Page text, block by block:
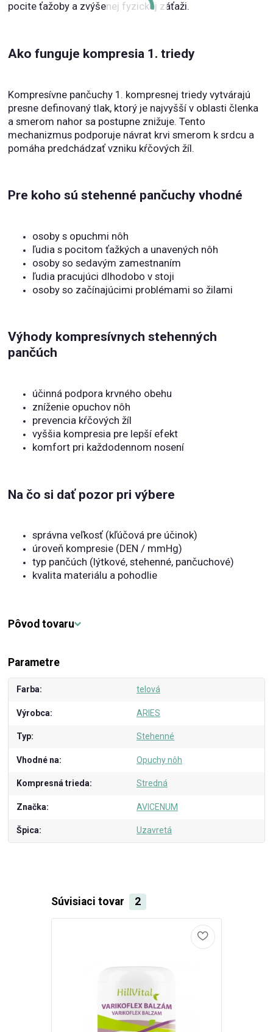
pocite ťažoby a zvýšenej fyzickej záťaži.
Ako funguje kompresia 1. triedy
Kompresívne pančuchy 1. kompresnej triedy vytvárajú
presne definovaný tlak, ktorý je najvyšší v oblasti členka
a smerom nahor sa postupne znižuje. Tento
mechanizmus podporuje návrat krvi smerom k srdcu a
pomáha predchádzať vzniku kŕčových žíl.
Pre koho sú stehenné pančuchy vhodné
osoby s opuchmi nôh
ľudia s pocitom ťažkých a unavených nôh
osoby so sedavým zamestnaním
ľudia pracujúci dlhodobo v stoji
osoby so začínajúcimi problémami so žilami
Výhody kompresívnych stehenných
pančúch
účinná podpora krvného obehu
zníženie opuchov nôh
prevencia kŕčových žíl
vyššia kompresia pre lepší efekt
komfort pri každodennom nosení
Na čo si dať pozor pri výbere
správna veľkosť (kľúčová pre účinok)
úroveň kompresie (DEN / mmHg)
typ pančúch (lýtkové, stehenné, pančuchové)
kvalita materiálu a pohodlie
Pôvod tovaru
Parametre
Farba telová
Výrobca ARIES
Typ Stehenné
Vhodné na Opuchy nôh
Kompresná trieda Stredná
Značka AVICENUM
Špica Uzavretá
Súvisiaci tovar 2